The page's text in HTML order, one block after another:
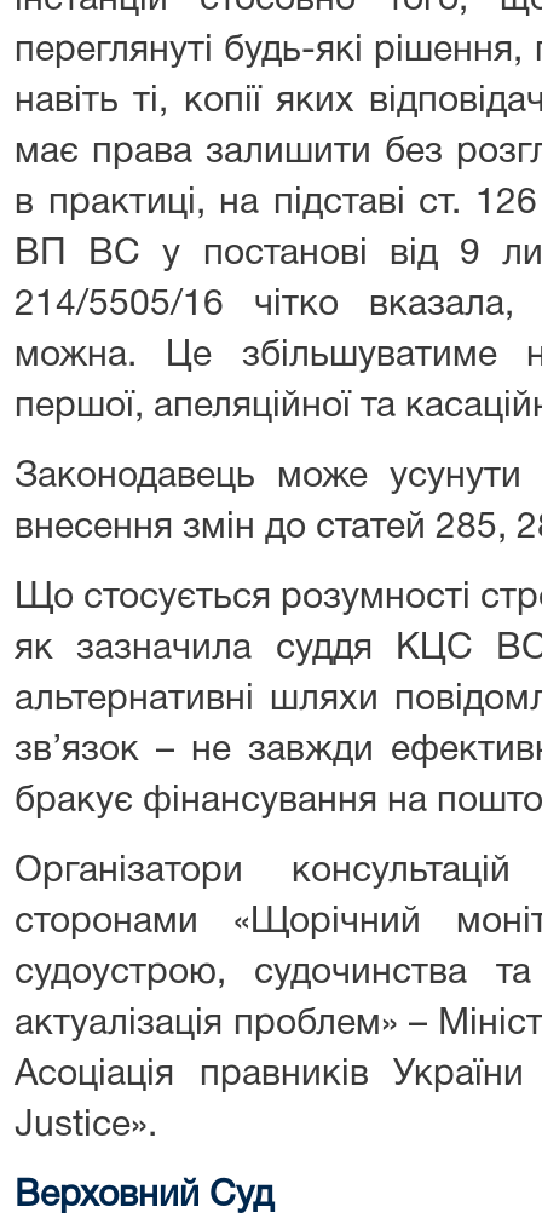
переглянуті будь-які
навіть ті, копії яких
має права залишити без
в практиці, на підставі ст.
ВП ВС у постанові від 9
214/5505/16 чітко
можна. Це збільшуватиме
першої, апеляційної та
Законодавець може
внесення змін до статей 285,
Що стосується розумності
як зазначила суддя КЦС
альтернативні шляхи
зв’язок – не завжди
бракує фінансування на
Організатори
сторонами «Щорічний
судоустрою, судочинства та
актуалізація проблем» –
Асоціація правників
Justice».
Верховний Суд